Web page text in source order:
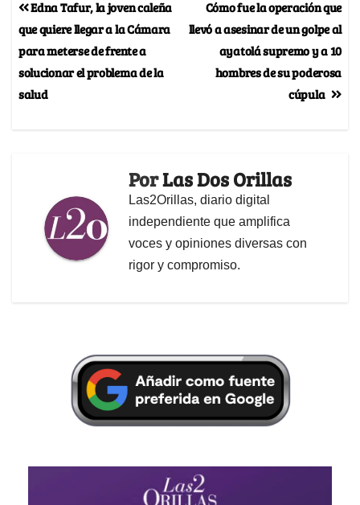
Cómo fue la operación que
llevó a asesinar de un golpe al
ayatolá supremo y a 10
hombres de su poderosa
cúpula
Edna Tafur, la joven caleña
que quiere llegar a la Cámara
para meterse de frente a
solucionar el problema de la
salud
PorLas Dos Orillas
Las2Orillas, diario digital
independiente que amplifica
voces y opiniones diversas con
rigor y compromiso.